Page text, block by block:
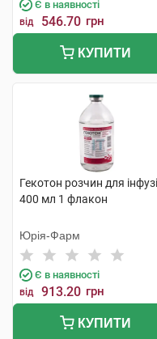
Є в наявності
від 546.70 грн
КУПИТИ
Гекотон розчин для
400 мл 1 флакон
Юрія-Фарм
Є в наявності
від 913.20 грн
КУПИТИ